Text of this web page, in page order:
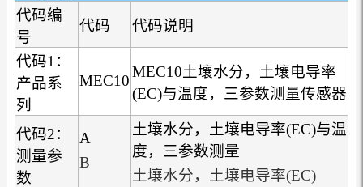
代码编
号
代码 代码说明
代码1：
产品系
列
MEC10
MEC10土壤水分，土壤电导率
(EC)与温度，三参数测量传感器
代码2：
测量参
数
A
B
土壤水分，土壤电导率(EC)与温
度，三参数测量
土壤水分，土壤电导率(EC)